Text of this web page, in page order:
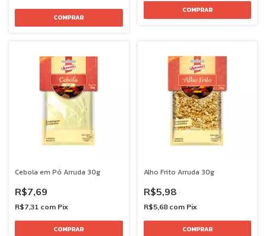
Cebola em Pó Arruda 30g
R$7,69
R$7,31 com Pix
Alho Frito Arruda 30g
R$5,98
R$5,68 com Pix